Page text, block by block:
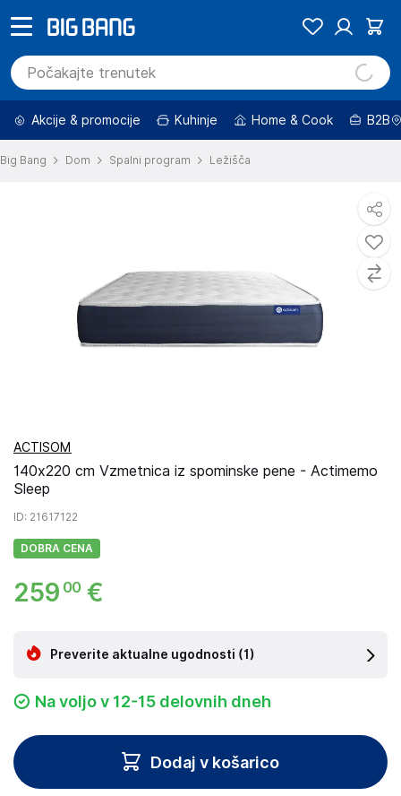
Akcije & promocije Kuhinje Home & Cook B2B
Big Bang Dom Spalni program Ležišča
ACTISOM
140x220 cm Vzmetnica iz spominske pene - Actimemo
Sleep
ID: 21617122
DOBRA CENA
259 00 €
Preverite aktualne ugodnosti (1)
Na voljo v 12-15 delovnih dneh
Dodaj v košarico